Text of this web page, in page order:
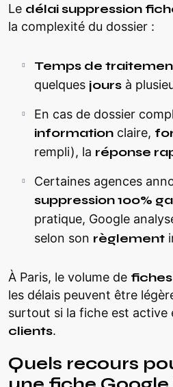
Le délai suppression
la complexité du dossier :
Temps de
quelques jours à
En cas de dossier
information claire,
rempli), la réponse
Certaines agences
suppression 100%
pratique, Google
selon son règlement
À Paris, le volume de
les délais peuvent être
surtout si la fiche est active
clients.
Quels recours